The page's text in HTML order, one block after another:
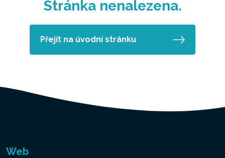
Stránka nenalezena.
Přejít na úvodní stránku
Web